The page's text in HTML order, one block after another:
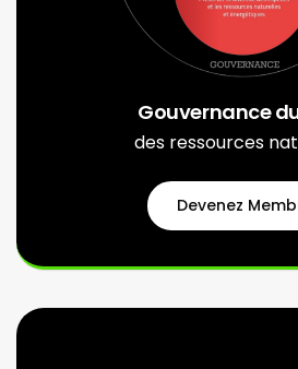
Gouvernance
des ressources
Devenez